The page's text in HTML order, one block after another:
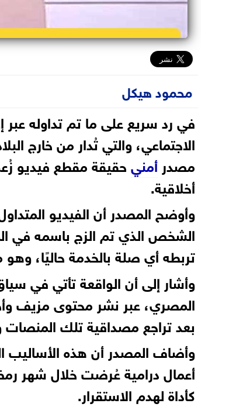
محمود هيكل
في رد سريع على ما تم تداوله
الاجتماعي، والتي تُدار من خارج
مصدر أمنيحقيقة مقطع فيديو
أخلاقية.
وأوضح المصدر أن الفيديو
الشخص الذي تم الزج باسمه في
تربطه أي صلة بالخدمة حاليًا،
وأشار إلى أن الواقعة تأتي في
المصري، عبر نشر محتوى مزيف
بعد تراجع مصداقية تلك المنصات
وأضاف المصدر أن هذه الأساليب
أعمال درامية عُرضت خلال شهر
كأداة لهدم الاستقرار.